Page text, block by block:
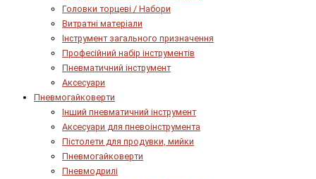
Головки торцеві / Набори
Витратні матеріали
Інструмент загального призначення
Професійний набір інструментів
Пневматичний інструмент
Аксесуари
Пневмогайковерти
Інший пневматичний інструмент
Аксесуари для пневоінструмента
Пістолети для продувки, мийки
Пневмогайковерти
Пневмодрилі